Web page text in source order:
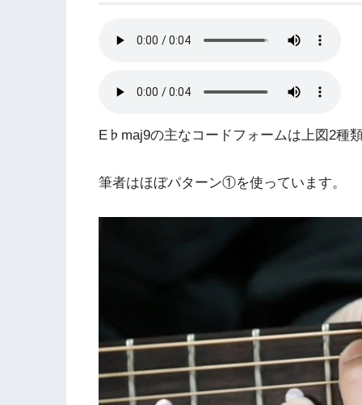
E♭maj9の主なコードフォームは上図2種
筆者はほぼパターン①を使っています。